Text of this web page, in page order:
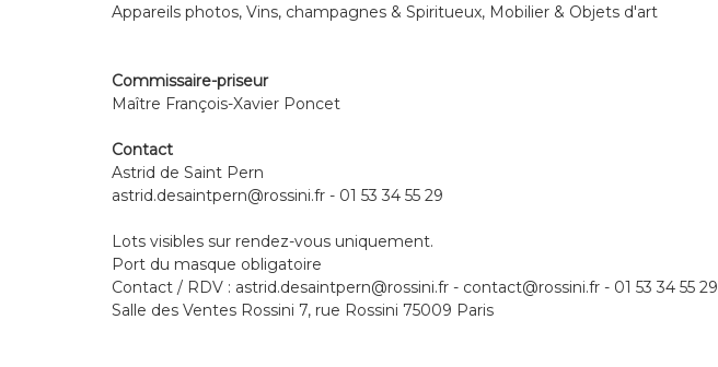
Appareils photos, Vins, champagnes & Spiritueux, Mobilier & Objets d'art
Commissaire-priseur
Maître François-Xavier Poncet
Contact
Astrid de Saint Pern
astrid.desaintpern@rossini.fr - 01 53 34 55 29
Lots visibles sur rendez-vous uniquement.
Port du masque obligatoire
Contact / RDV : astrid.desaintpern@rossini.fr - contact@rossini.fr - 01 53 34 55 29
Salle des Ventes Rossini 7, rue Rossini 75009 Paris